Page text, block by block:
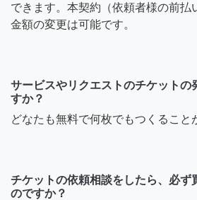
できます。本契約（依頼者様の前払
金額の変更は可能です。
サービスやリクエストのチケットの
すか？
どなたも無料で何枚でもつくること
チケットの依頼相談をしたら、必ず
のですか？